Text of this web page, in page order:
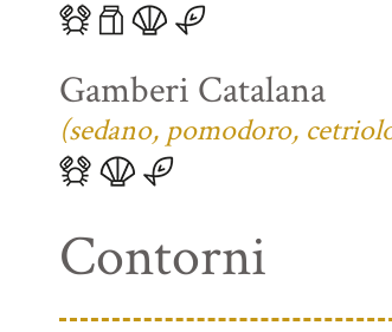
Gamberi Catalana
(sedano, pomodoro,
Contorni